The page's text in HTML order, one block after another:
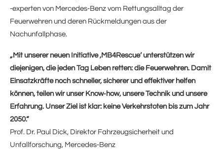
-experten von Mercedes‑Benz vom Rettungsalltag der
Feuerwehren und deren Rückmeldungen aus der
Nachunfallphase.
„Mit unserer neuen Initiative ‚MB4Rescue‘ unterstützen wir
diejenigen, die jeden Tag Leben retten: die Feuerwehren. Damit
Einsatzkräfte noch schneller, sicherer und effektiver helfen
können, teilen wir unser Know‑how, unsere Technik und unsere
Erfahrung. Unser Ziel ist klar: keine Verkehrstoten bis zum Jahr
2050.“
Prof. Dr. Paul Dick, Direktor Fahrzeugsicherheit und
Unfallforschung, Mercedes‑Benz